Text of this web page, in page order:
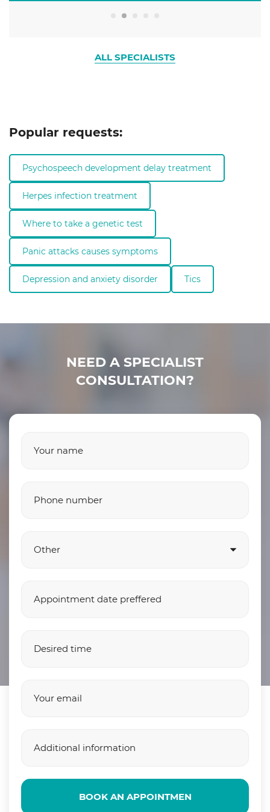
ALL SPECIALISTS
Popular requests:
Psychospeech development delay treatment
Herpes infection treatment
Where to take a genetic test
Panic attacks causes symptoms
Depression and anxiety disorder Tics
NEED A SPECIALIST
CONSULTATION?
BOOK AN APPOINTMEN